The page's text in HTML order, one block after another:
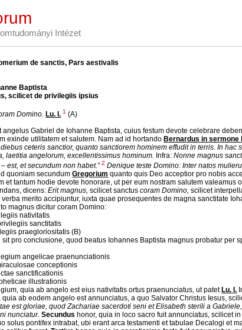
Intézet
de sanctis, Pars aestivalis
Baptista
scilicet de privilegiis ipsius
Domino. Lu. I. 1 (A)
angelus Gabriel de Iohanne Baptista, cuius festum devote celebrare
exinde utilitatem et salutem. Nam ad id hortando Bernardus in sermone
ceteris sanctior, quanto sanctiorem hominem effudit in terris. In hac
laetitia angelorum, excellentissimus hominum. Infra:Nonne magnus
est, et secundum non habet.” 2 Denique teste Domino: Inter natos
quoniam secundumGregorium quanto quis Deo acceptior pro nobis
et tantum hodie devote honorare, ut per eum nostram salutem
dicens:Erit magnus, scilicet sanctus coram Domino, scilicet
verba merito accipiuntur, iuxta quae prosequentes de magna sanctitate
magnus dicitur coram Domino:
nativitatis
sanctitatis
praegloriositatis (B)
sit pro conclusione, quod beatus Iohannes Baptista magnus probatur per
angelicae praenunciationis
conceptionis
sanctificationis
illustrationis
quia ab angelo est eius nativitatis ortus praenunciatus, ut patet Lu. I.
quia ab eodem angelo est annunciatus, a quo Salvator Christus Iesus,
est gloriae, quod Zachariae sacerdoti seni et Elisabeth sterili a
nunciatur.Secundus honor, quia in loco sacro fuit annunciatus, scilicet
solus pontifex intrabat, ubi erant arca testamenti et tabulae Decalogi et